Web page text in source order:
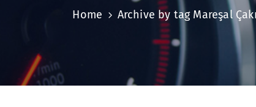
Home Archive by tag Mareşal